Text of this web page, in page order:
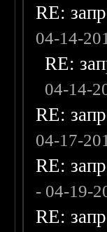
RE:
04-14-
RE:
04-14-
RE:
04-17-
RE:
- 04-19-
RE: